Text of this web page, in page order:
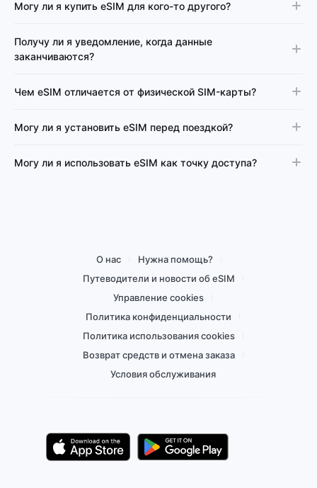
Могу ли я купить eSIM для кого-то другого?
Получу ли я уведомление, когда данные
заканчиваются?
Чем eSIM отличается от физической SIM-карты?
Могу ли я установить eSIM перед поездкой?
Могу ли я использовать eSIM как точку доступа?
О нас
Нужна помощь?
Путеводители и новости об eSIM
Управление cookies
Политика конфиденциальности
Политика использования cookies
Возврат средств и отмена заказа
Условия обслуживания